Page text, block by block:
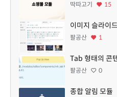
딱따고기 15
이미지 슬라이
팔공산 1
Tab 형태의 콘
팔공산 0
종합 알림 모듈